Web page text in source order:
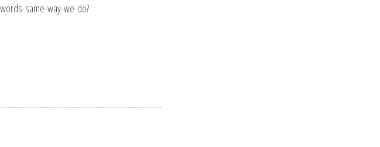
same-way-we-do?